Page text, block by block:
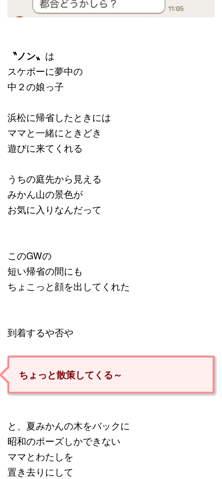
〝ノン〟 は
スケボーに夢中の
中２の娘っ子
浜松に帰省したときには
ママと一緒にときどき
遊びに来てくれる
うちの庭先から見える
みかん山の景色が
お気に入りなんだって
このGWの
短い帰省の間にも
ちょこっと顔を出してくれた
到着するや否や
ちょっと散策してくる～
と、夏みかんの木をバックに
昭和のポーズしかできない
ママとわたしを
置き去りにして